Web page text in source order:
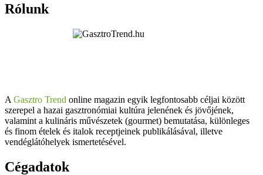
Rólunk
A Gasztro Trend online magazin egyik legfontosabb céljai között
szerepel a hazai gasztronómiai kultúra jelenének és jövőjének,
valamint a kulináris művészetek (gourmet) bemutatása, különleges
és finom ételek és italok receptjeinek publikálásával, illetve
vendéglátóhelyek ismertetésével.
Cégadatok